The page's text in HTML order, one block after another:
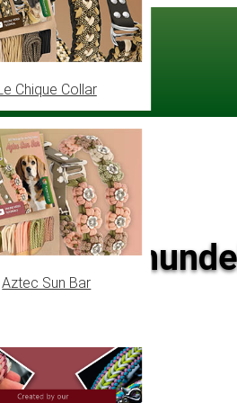
Chique Collar
Aztec Sun Bar